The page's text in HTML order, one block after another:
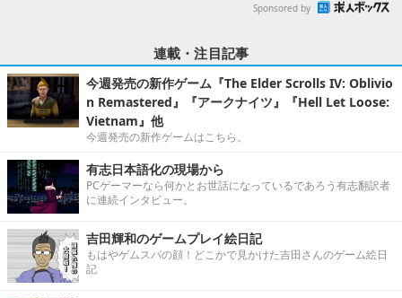
Sponsored by
連載・注目記事
今週発売の新作ゲーム『The Elder Scrolls IV: Oblivio
n Remastered』『アークナイツ』『Hell Let Loose:
Vietnam』他
今週発売の新作ゲームはこちら。
有志日本語化の現場から
PCゲーマーなら何かとお世話になっているであろう有志翻訳者
に連続インタビュー。
吉田輝和のゲームプレイ絵日記
もはやゲムスパの顔！どこかで見かけた吉田さんのゲーム絵日
記